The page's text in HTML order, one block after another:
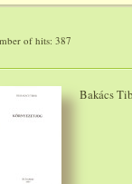
of hits: 387
Bakács